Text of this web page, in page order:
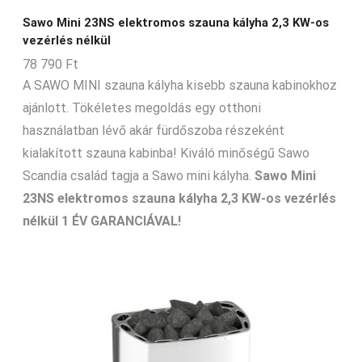
6-15-m3
6-24-m3
6-7-m3
6-9-m3
7-11-m3
7-12-m3
Sawo Mini 23NS elektromos szauna kályha 2,3 KW-os
vezérlés nélkül
78 790 Ft
A SAWO MINI szauna kályha kisebb szauna kabinokhoz
ajánlott. Tökéletes megoldás egy otthoni
használatban lévő akár fürdőszoba részeként
kialakított szauna kabinba! Kiváló minőségű Sawo
Scandia család tagja a Sawo mini kályha. Sawo Mini
23NS elektromos szauna kályha 2,3 KW-os vezérlés
nélkül 1 ÉV GARANCIÁVAL!